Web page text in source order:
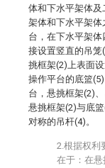
体和下水平架体
架体和下水平架
台，在下水平架
接设置竖直的吊
挑框架(2)上表面
操作平台的底篮
台，悬挑框架(2)
悬挑框架(2)与底
对称的吊杆(4)。
2.根据权利
在于：在